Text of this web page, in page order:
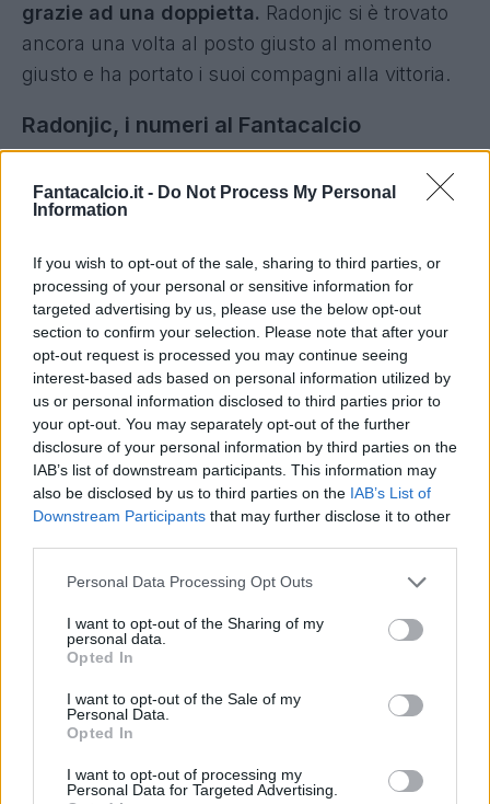
Fantacalcio.it - Do Not Process My Personal
Information
If you wish to opt-out of the sale, sharing to third parties, or
processing of your personal or sensitive information for
targeted advertising by us, please use the below opt-out
section to confirm your selection. Please note that after your
opt-out request is processed you may continue seeing
interest-based ads based on personal information utilized by
us or personal information disclosed to third parties prior to
your opt-out. You may separately opt-out of the further
disclosure of your personal information by third parties on the
IAB’s list of downstream participants. This information may
also be disclosed by us to third parties on the IAB’s List of
Downstream Participants that may further disclose it to other
Personal Data Processing Opt Outs
I want to opt-out of the Sharing of my
personal data.
Opted In
I want to opt-out of the Sale of my
Personal Data.
Opted In
I want to opt-out of processing my
Personal Data for Targeted Advertising.
grazie ad una doppietta. Radonjic si è trovato
ancora una volta al posto giusto al momento
giusto e ha portato i suoi compagni alla vittoria.
Radonjic, i numeri al Fantacalcio
stagionale in quattro partite a voto con la maglia
qualche settimana fa. Molti fantallenatori che
hanno puntato su di lui, infatti, avevano già
immaginato un minutaggio inferiore complice la
presenza di Vlasic nello stesso ruolo. Così, al
momento, non è stato.
Radonjic sembra essere diventato
imprescindibile per il Toro di Juric. E di
conseguenza per i fantallenatori che adesso si